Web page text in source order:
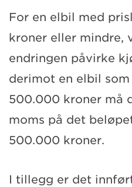
For en elbil med
kroner eller mindre,
endringen påvirke
derimot en elbil
500.000 kroner må
moms på det
500.000 kroner.
I tillegg er det